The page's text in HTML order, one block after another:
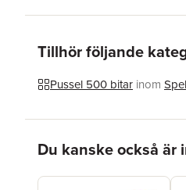
Tillhör följande
Pussel 500 bitar inom
Du kanske också är